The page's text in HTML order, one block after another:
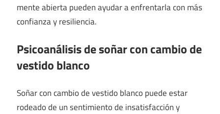
mente abierta pueden ayudar a enfrentarla con más
confianza y resiliencia.
Psicoanálisis de soñar con cambio de
vestido blanco
Soñar con cambio de vestido blanco puede estar
rodeado de un sentimiento de insatisfacción y